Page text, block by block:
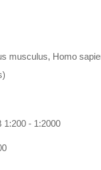
musculus, Homo
1:200 - 1:2000